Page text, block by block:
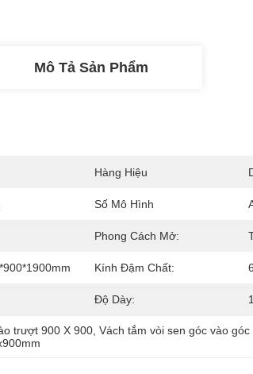
Mô Tả Sản Phẩm
Hàng Hiệu
Số Mô Hình
Phong Cách Mở:
Kính Đậm Chất:
Độ Dày:
trượt 900 X 900 , Vách tắm vòi sen góc vào